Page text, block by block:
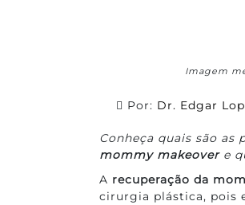
Imagem
Por: Dr. Edgar
Conheça quais são as
mommy makeovere
A recuperação da
cirurgia plástica, pois